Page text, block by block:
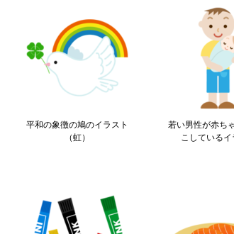
平和の象徴の鳩のイラスト
（虹）
若い男性が赤ち
こしているイ